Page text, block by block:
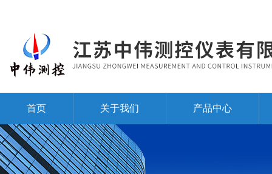
首页 关于我们 产品中心